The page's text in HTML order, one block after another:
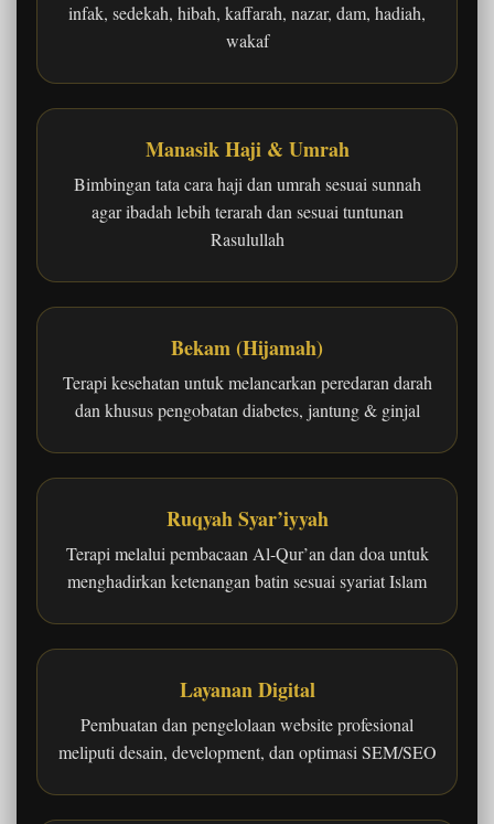
infak, sedekah, hibah, kaffarah, nazar, dam, hadiah,
wakaf
Manasik Haji & Umrah
Bimbingan tata cara haji dan umrah sesuai sunnah
agar ibadah lebih terarah dan sesuai tuntunan
Rasulullah
Bekam (Hijamah)
Terapi kesehatan untuk melancarkan peredaran darah
dan khusus pengobatan diabetes, jantung & ginjal
Ruqyah Syar’iyyah
Terapi melalui pembacaan Al-Qur’an dan doa untuk
menghadirkan ketenangan batin sesuai syariat Islam
Layanan Digital
Pembuatan dan pengelolaan website profesional
meliputi desain, development, dan optimasi SEM/SEO